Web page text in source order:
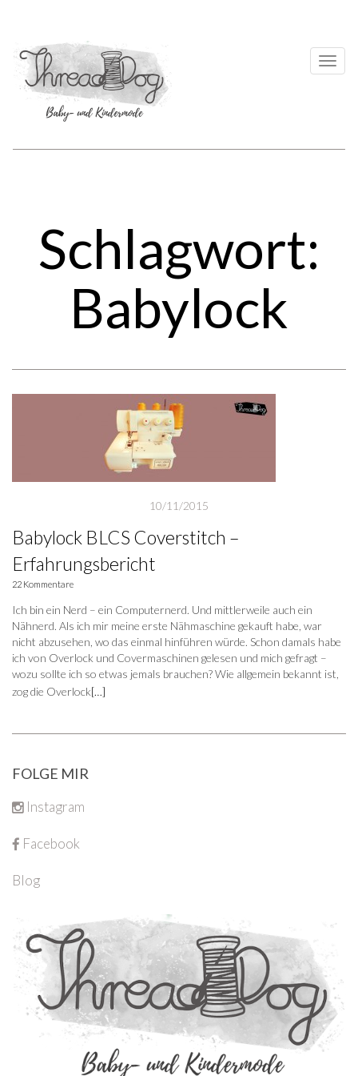
Schlagwort:
Babylock
10/11/2015
Babylock BLCS Coverstitch –
Erfahrungsbericht
22 Kommentare
Ich bin ein Nerd – ein Computernerd. Und mittlerweile auch ein
Nähnerd. Als ich mir meine erste Nähmaschine gekauft habe, war
nicht abzusehen, wo das einmal hinführen würde. Schon damals habe
ich von Overlock und Covermaschinen gelesen und mich gefragt –
wozu sollte ich so etwas jemals brauchen? Wie allgemein bekannt ist,
zog die Overlock[…]
FOLGE MIR
Instagram
Facebook
Blog